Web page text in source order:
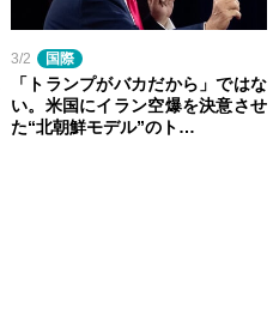
3/2 国際
「トランプがバカだから」ではな
い。米国にイラン空爆を決意させ
た“北朝鮮モデル”のト…